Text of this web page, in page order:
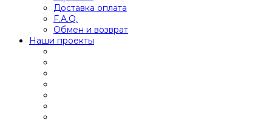
Доставка оплата
F.A.Q.
Обмен и возврат
Наши проекты